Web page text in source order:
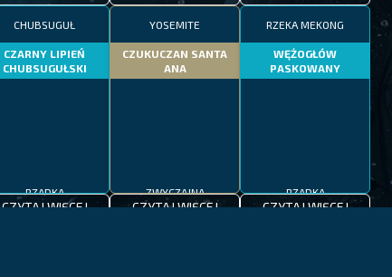
CHUBSUGUŁ
CZARNY LIPIEŃ
CHUBSUGUŁSKI
CZYTAJ WIĘCEJ
YOSEMITE
CZUKUCZAN SANTA
ANA
CZYTAJ WIĘCEJ
RZEKA MEKONG
WĘŻOGŁÓW
PASKOWANY
CZYTAJ WIĘCEJ